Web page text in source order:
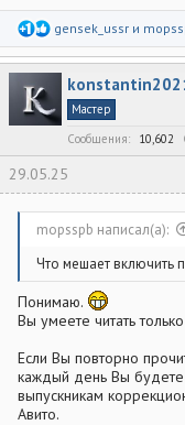
Р
а
к
и
gensek_ussr и
Мастер
Сообщения
10,602
29.05.25
mopsspb написал(а):
Что мешает включить
Понимаю.
Вы умеете читать
Если Вы повторно
каждый день Вы будете
выпускникам
Авито.